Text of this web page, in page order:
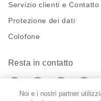
Servizio clienti e Contatto
Protezione dei dati
Colofone
Resta in contatto
https://https://
Noi e i nostri partner